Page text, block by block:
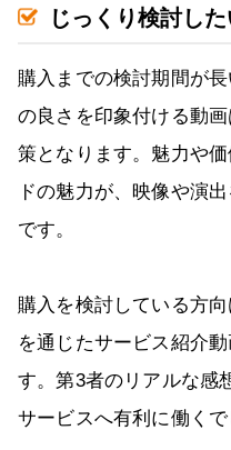
じっくり検討し
購入までの検討期間が
の良さを印象付ける動
策となります。魅力や
ドの魅力が、映像や演
です。
購入を検討している方
を通じたサービス紹介
す。第3者のリアルな感
サービスへ有利に働くで